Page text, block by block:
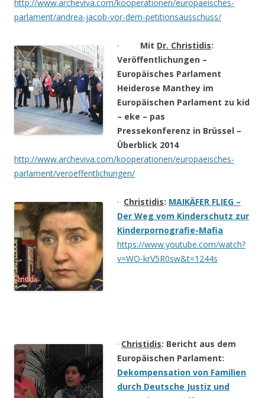
http://www.archeviva.com/kooperationen/europaeisches-
parlament/andrea-jacob-vor-dem-petitionsausschuss/
· Mit Dr. Christidis:
Veröffentlichungen –
Europäisches Parlament
Heiderose Manthey im
Europäischen Parlament zu kid
– eke – pas
Pressekonferenz in Brüssel –
Überblick 2014
http://www.archeviva.com/kooperationen/europaeisches-
parlament/veroeffentlichungen/
· Christidis: MAIKÄFER FLIEG –
Der Weg vom Kinderschutz zur
Kinderpornografie-Mafia
https://www.youtube.com/watch?
v=WO-krV5R0sw&t=1244s
· Christidis: Bericht aus dem
Europäischen Parlament:
Dekompensation von Familien
durch Deutsche Justiz und